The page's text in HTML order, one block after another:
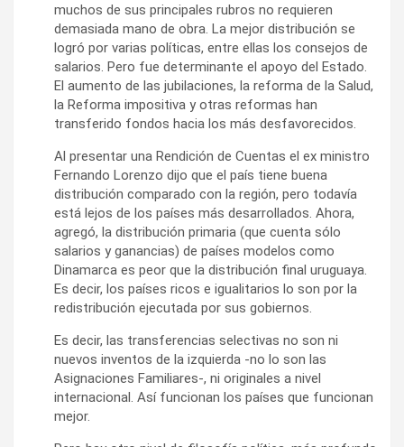
muchos de sus principales rubros no requieren
demasiada mano de obra. La mejor distribución se
logró por varias políticas, entre ellas los consejos de
salarios. Pero fue determinante el apoyo del Estado.
El aumento de las jubilaciones, la reforma de la Salud,
la Reforma impositiva y otras reformas han
transferido fondos hacia los más desfavorecidos.
Al presentar una Rendición de Cuentas el ex ministro
Fernando Lorenzo dijo que el país tiene buena
distribución comparado con la región, pero todavía
está lejos de los países más desarrollados. Ahora,
agregó, la distribución primaria (que cuenta sólo
salarios y ganancias) de países modelos como
Dinamarca es peor que la distribución final uruguaya.
Es decir, los países ricos e igualitarios lo son por la
redistribución ejecutada por sus gobiernos.
Es decir, las transferencias selectivas no son ni
nuevos inventos de la izquierda -no lo son las
Asignaciones Familiares-, ni originales a nivel
internacional. Así funcionan los países que funcionan
mejor.